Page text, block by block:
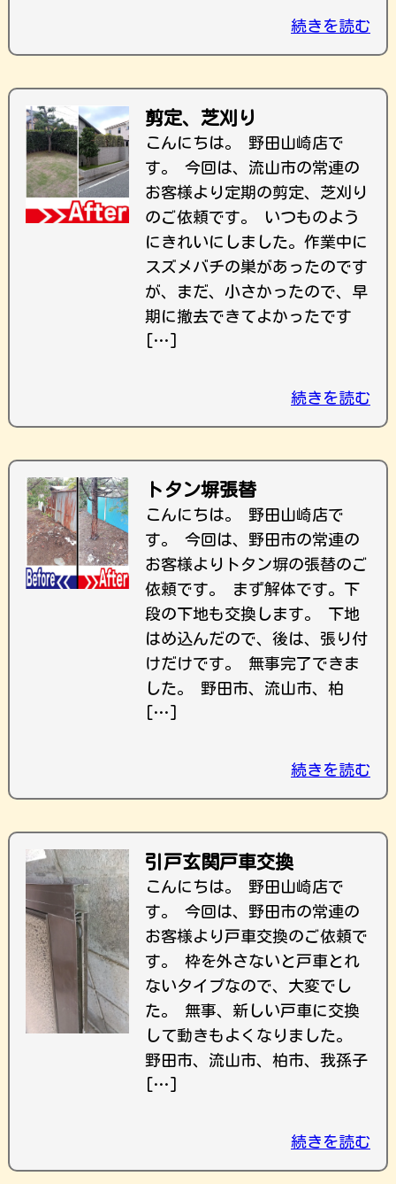
続きを読む
剪定、芝刈り
こんにちは。 野田山崎店で
す。 今回は、流山市の常連の
お客様より定期の剪定、芝刈り
のご依頼です。 いつものよう
にきれいにしました。作業中に
スズメバチの巣があったのです
が、まだ、小さかったので、早
期に撤去できてよかったです
[…]
続きを読む
トタン塀張替
こんにちは。 野田山崎店で
す。 今回は、野田市の常連の
お客様よりトタン塀の張替のご
依頼です。 まず解体です。下
段の下地も交換します。 下地
はめ込んだので、後は、張り付
けだけです。 無事完了できま
した。 野田市、流山市、柏
[…]
続きを読む
引戸玄関戸車交換
こんにちは。 野田山崎店で
す。 今回は、野田市の常連の
お客様より戸車交換のご依頼で
す。 枠を外さないと戸車とれ
ないタイプなので、大変でし
た。 無事、新しい戸車に交換
して動きもよくなりました。
野田市、流山市、柏市、我孫子
[…]
続きを読む